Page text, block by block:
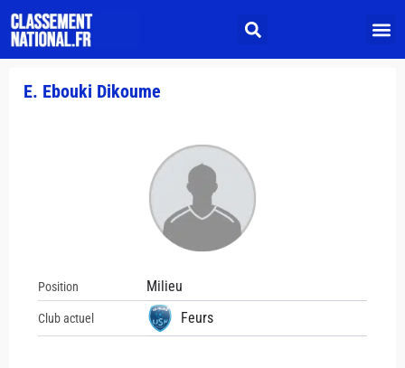
E. Ebouki Dikoume
Position Milieu
Club actuel Feurs